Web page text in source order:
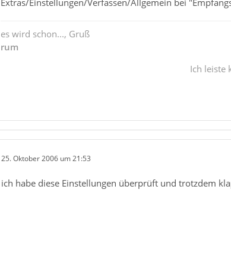
Extras/Einstellungen/Verfassen/Allgemein bei
es wird schon..., Gruß
rum
Ich leiste
25. Oktober 2006 um 21:53
ich habe diese Einstellungen überprüft und trotzdem